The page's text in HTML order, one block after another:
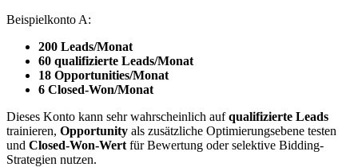
Beispielkonto A:
200 Leads/Monat
60 qualifizierte Leads/Monat
18 Opportunities/Monat
6 Closed-Won/Monat
Dieses Konto kann sehr wahrscheinlich aufqualifizierte Leads
trainieren, Opportunity als zusätzliche Optimierungsebene testen
und Closed-Won-Wert für Bewertung oder selektive Bidding-
Strategien nutzen.